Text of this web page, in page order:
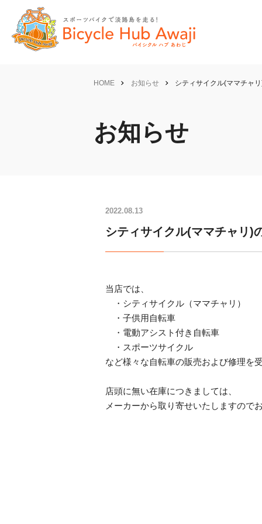
HOME お知らせ シティサイクル(ママチャ
お知らせ
2022.08.13
シティサイクル(ママチャリ)
当店では、
・シティサイクル（ママチャリ）
・子供用自転車
・電動アシスト付き自転車
・スポーツサイクル
など様々な自転車の販売および修理を
店頭に無い在庫につきましては、
メーカーから取り寄せいたしますので